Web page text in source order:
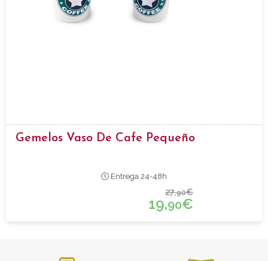
Gemelos Vaso De Cafe Pequeño
Entrega 24-48h
27,90€
19,90€